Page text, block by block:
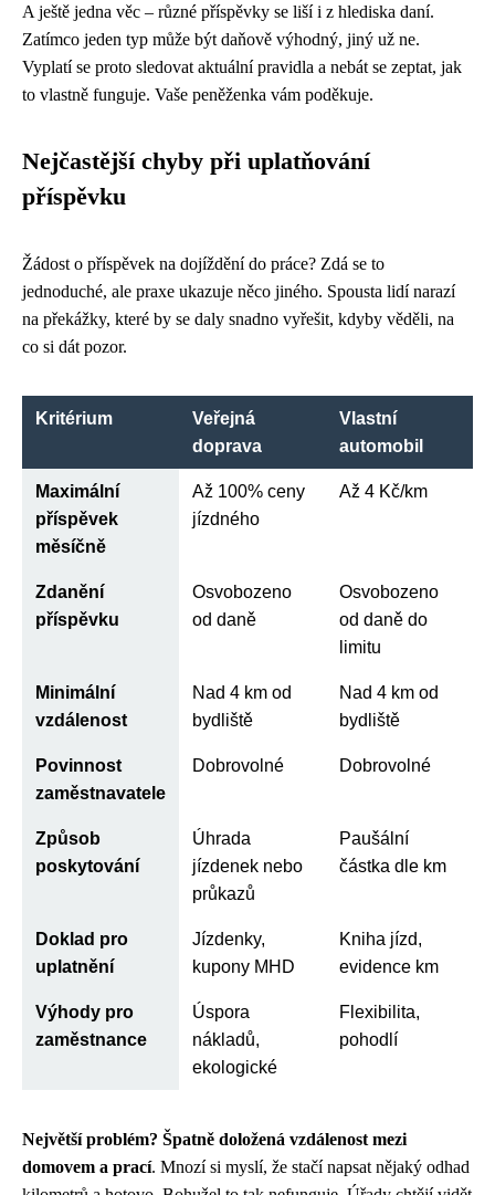
A ještě jedna věc – různé příspěvky se liší i z hlediska daní.
Zatímco jeden typ může být daňově výhodný, jiný už ne.
Vyplatí se proto sledovat aktuální pravidla a nebát se zeptat, jak
to vlastně funguje. Vaše peněženka vám poděkuje.
Nejčastější chyby při uplatňování
příspěvku
Žádost o příspěvek na dojíždění do práce? Zdá se to
jednoduché, ale praxe ukazuje něco jiného. Spousta lidí narazí
na překážky, které by se daly snadno vyřešit, kdyby věděli, na
co si dát pozor.
Kritérium
Veřejná
doprava
Vlastní
automobil
Maximální
příspěvek
měsíčně
Až 100% ceny
jízdného
Až 4 Kč/km
Zdanění
příspěvku
Osvobozeno
od daně
Osvobozeno
od daně do
limitu
Minimální
vzdálenost
Nad 4 km od
bydliště
Nad 4 km od
bydliště
Povinnost
zaměstnavatele
Dobrovolné Dobrovolné
Způsob
poskytování
Úhrada
jízdenek nebo
průkazů
Paušální
částka dle km
Doklad pro
uplatnění
Jízdenky,
kupony MHD
Kniha jízd,
evidence km
Výhody pro
zaměstnance
Úspora
nákladů,
ekologické
Flexibilita,
pohodlí
Největší problém? Špatně doložená vzdálenost mezi
domovem a prací. Mnozí si myslí, že stačí napsat nějaký odhad